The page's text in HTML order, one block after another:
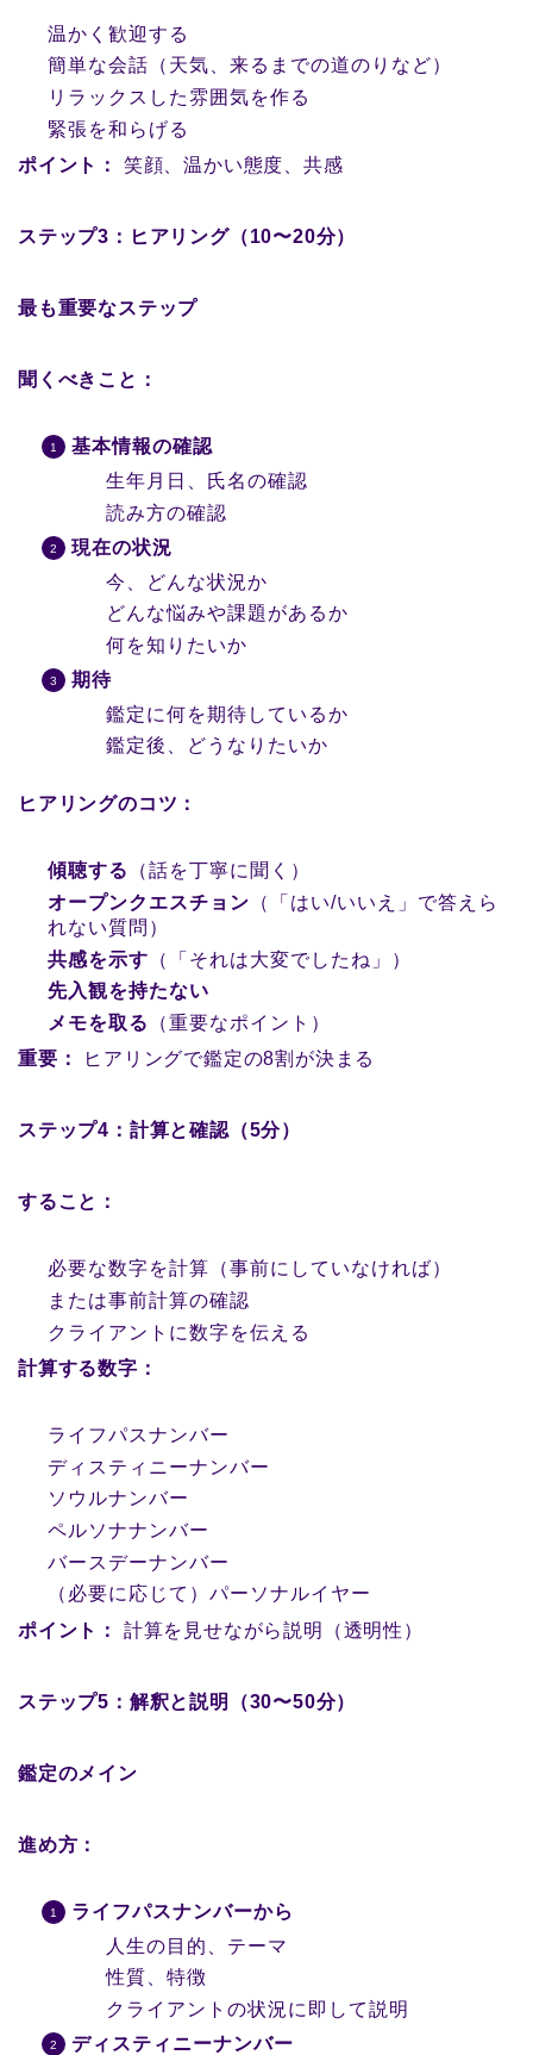
温かく歓迎する
簡単な会話（天気、来るまでの道のりなど）
リラックスした雰囲気を作る
緊張を和らげる
ポイント：
笑顔、温かい態度、共感
ステップ3：ヒアリング（10〜20分）
最も重要なステップ
聞くべきこと：
基本情報の確認
生年月日、氏名の確認
読み方の確認
現在の状況
今、どんな状況か
どんな悩みや課題があるか
何を知りたいか
期待
鑑定に何を期待しているか
鑑定後、どうなりたいか
ヒアリングのコツ：
傾聴する
（話を丁寧に聞く）
オープンクエスチョン （「はい/いいえ」で答えら
れない質問）
共感を示す （「それは大変でしたね」）
先入観を持たない
メモを取る
（重要なポイント）
重要：
ヒアリングで鑑定の8割が決まる
ステップ4：計算と確認（5分）
すること：
必要な数字を計算（事前にしていなければ）
または事前計算の確認
クライアントに数字を伝える
計算する数字：
ライフパスナンバー
ディスティニーナンバー
ソウルナンバー
ペルソナナンバー
バースデーナンバー
（必要に応じて）パーソナルイヤー
ポイント：
計算を見せながら説明（透明性）
ステップ5：解釈と説明（30〜50分）
鑑定のメイン
進め方：
ライフパスナンバーから
人生の目的、テーマ
性質、特徴
クライアントの状況に即して説明
ディスティニーナンバー